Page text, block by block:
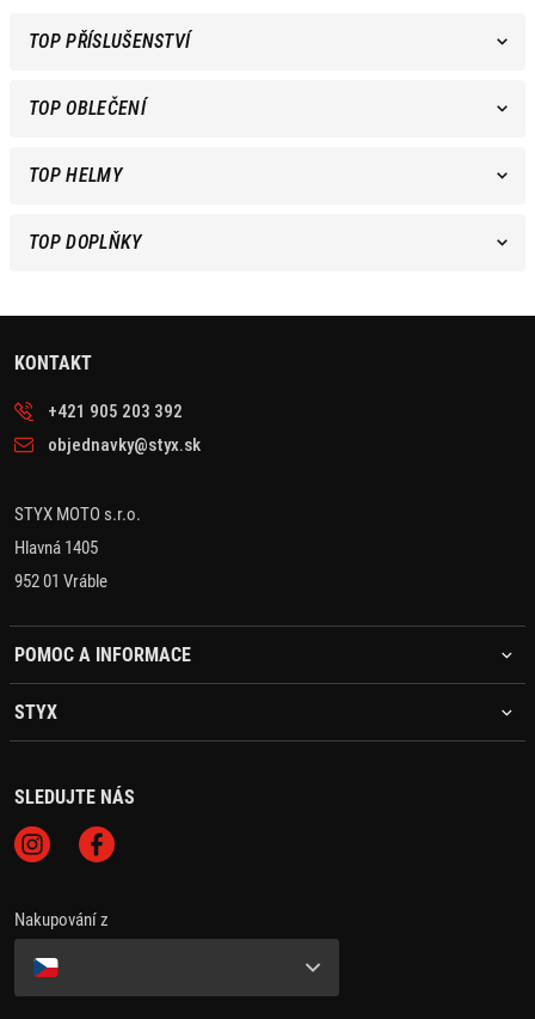
TOP PŘÍSLUŠENSTVÍ
TOP OBLEČENÍ
TOP HELMY
TOP DOPLŇKY
KONTAKT
+421 905 203 392
objednavky@styx.sk
STYX MOTO s.r.o.
Hlavná 1405
952 01 Vráble
POMOC A INFORMACE
STYX
SLEDUJTE NÁS
Nakupování z